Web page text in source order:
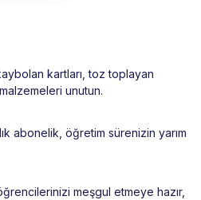
kartları, toz toplayan
unutun.
abonelik, öğretim sürenizin yarım
meşgul etmeye hazır,